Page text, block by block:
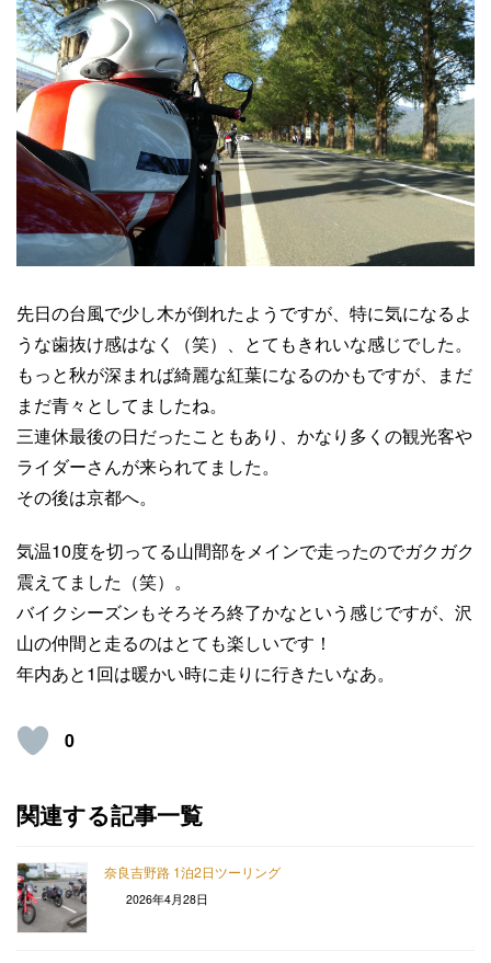
先日の台風で少し木が倒れたようですが、特に気になるよ
うな歯抜け感はなく（笑）、とてもきれいな感じでした。
もっと秋が深まれば綺麗な紅葉になるのかもですが、まだ
まだ青々としてましたね。
三連休最後の日だったこともあり、かなり多くの観光客や
ライダーさんが来られてました。
その後は京都へ。
気温10度を切ってる山間部をメインで走ったのでガクガク
震えてました（笑）。
バイクシーズンもそろそろ終了かなという感じですが、沢
山の仲間と走るのはとても楽しいです！
年内あと1回は暖かい時に走りに行きたいなあ。
0
関連する記事一覧
奈良吉野路 1泊2日ツーリング
2026年4月28日